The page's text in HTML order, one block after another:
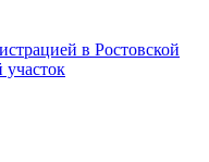
в Ростовской
участок